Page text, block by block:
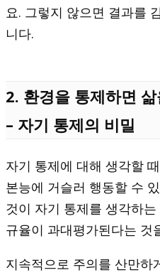
요. 그렇지 않으면 결과를
니다.
2. 환경을 통제하면
– 자기 통제의 비밀
자기 통제에 대해 생각할
본능에 거슬러 행동할 수
것이 자기 통제를 생각하
규율이 과대평가된다는 것
지속적으로 주의를 산만하